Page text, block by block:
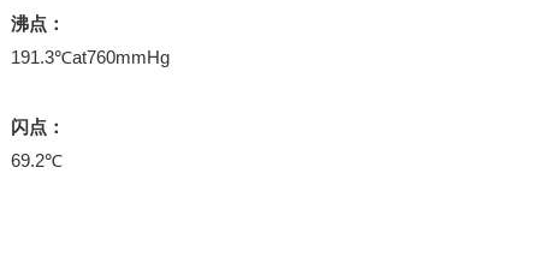
沸点：
191.3℃at760mmHg
闪点：
69.2℃